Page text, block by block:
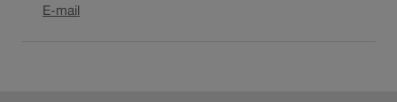
E-mailOuverture